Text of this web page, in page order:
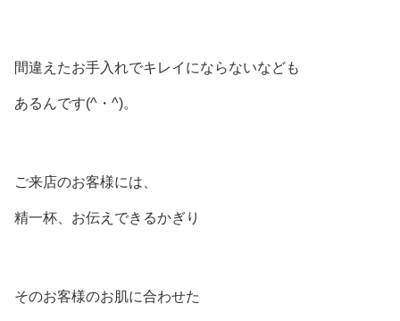
間違えたお手入れでキレイにならないなども
あるんです(^・^)。
ご来店のお客様には、
精一杯、お伝えできるかぎり
そのお客様のお肌に合わせた